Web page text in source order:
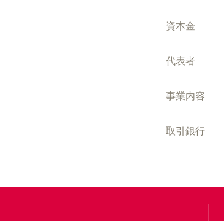
資本金
代表者
事業内容
取引銀行